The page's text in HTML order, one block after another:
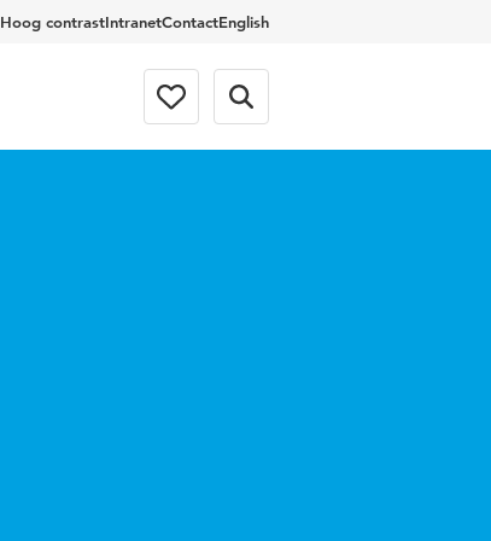
Hoog contrastIntranetContactEnglish